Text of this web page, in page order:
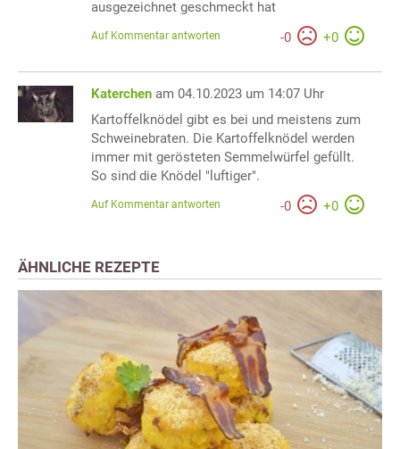
ausgezeichnet geschmeckt hat
-0 +0
Auf Kommentar antworten
Katerchen am 04.10.2023 um 14:07 Uhr
Kartoffelknödel gibt es bei und meistens zum
Schweinebraten. Die Kartoffelknödel werden
immer mit gerösteten Semmelwürfel gefüllt.
So sind die Knödel "luftiger".
-0 +0
Auf Kommentar antworten
ÄHNLICHE REZEPTE